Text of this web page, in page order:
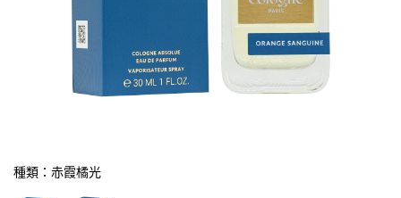
種類：赤霞橘光